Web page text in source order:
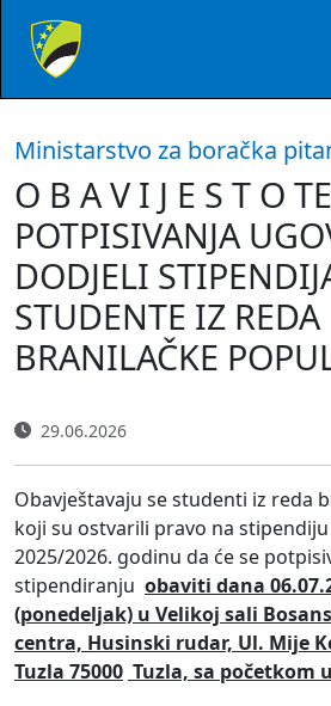
Ministarstvo za boračka
O B A V I J E S T O
POTPISIVANJA
DODJELI
STUDENTE IZ REDA
BRANILAČKE
29.06.2026
Obavještavaju se studenti iz reda
koji su ostvarili pravo na
2025/2026. godinu da će se
stipendiranju obaviti dana
(ponedeljak) u Velikoj sali
centra, Husinski rudar, Ul. Mije
Tuzla 75000 Tuzla, sa početkom